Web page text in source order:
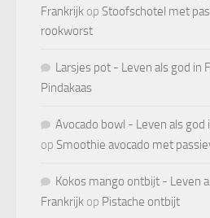
Frankrijk op Stoofschotel met
rookworst
Larsjes pot - Leven als god in
Pindakaas
Avocado bowl - Leven als god
op Smoothie avocado met
Kokos mango ontbijt - Leven
Frankrijk op Pistache ontbijt